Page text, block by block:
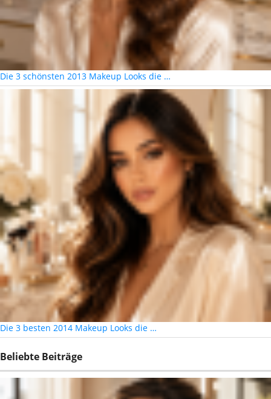
Die 3 schönsten 2013 Makeup Looks die …
Die 3 besten 2014 Makeup Looks die …
Beliebte Beiträge